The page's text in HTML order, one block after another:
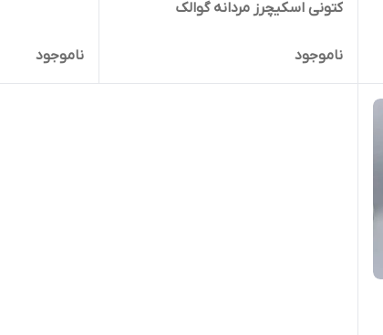
کتونی اسکیچرز مردانه گوالک
ناموجود ناموجود